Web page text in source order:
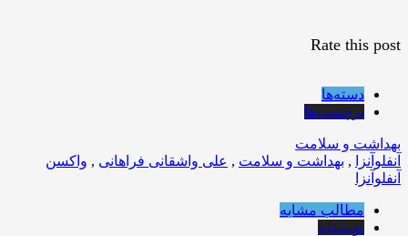
Rate this post
دسته‌ها
برچسب‌ها
بهداشت و سلامت
آنفلوآنزا
, بهداشت و سلامت , علی واشقانی فراهانی , واکسن
آنفلوآنزا
مطالب مشابه
نویسنده